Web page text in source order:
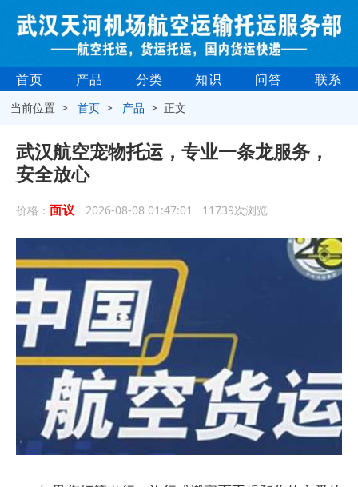
首页 产品 分类 知识 问答 联系
当前位置 >首页 > 产品 > 正文
武汉航空宠物托运，专业一条龙服务，
安全放心
价格： 面议 2026-08-08 01:47:01 11739次浏览